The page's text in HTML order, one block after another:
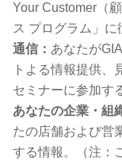
Your Customer（
ス プログラム」に
通信： あなたが
トよる情報提供、
セミナーに参加す
あなたの企業・組
たの店舗および営
する情報。（注：